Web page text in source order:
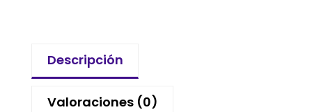
Descripción
Valoraciones (0)